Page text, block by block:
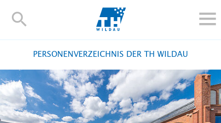
TH-
FORSCHUNG UND TRANSFER
ALUMNI
HOCHSCHULE
PERSONENVERZEICHNIS DER TH WILDAU